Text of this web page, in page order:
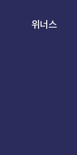
위너스